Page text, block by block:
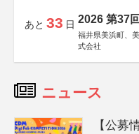
あと 33 日 2026 第37
福井県美浜町、
式会社
ニュース
【公募